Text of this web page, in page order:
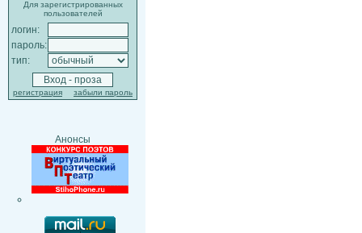
Для зарегистрированных
пользователей
логин:
пароль:
тип:
регистрация забыли пароль
Анонсы